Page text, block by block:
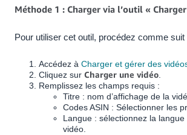
Méthode 1 : Charger via l’outil «
Pour utiliser cet outil, procédez comme suit
Accédez à Charger et gérer des
Cliquez sur Charger une vidéo.
Remplissez les champs requis :
Titre : nom d’affichage de la
Codes ASIN : Sélectionner les
Langue : sélectionnez la
vidéo.